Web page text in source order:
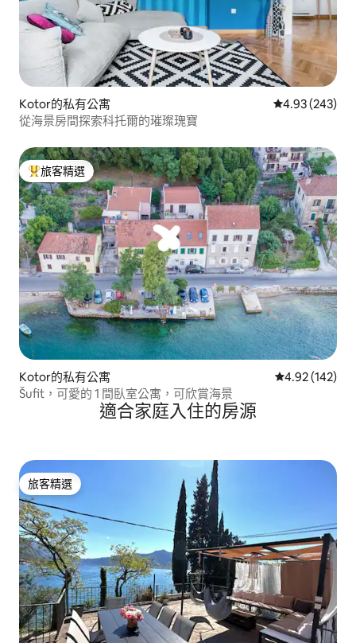
Kotor的私有公寓 從 243 則評價
4.93 (243)
從海景房間探索科托爾的璀璨瑰寶
旅客精選榜首
旅客精選
Kotor的私有公寓 從 142 則評價
4.92 (142)
Šufit，可愛的 1 間臥室公寓，可欣賞海景
適合家庭入住的房源
旅客精選
旅客精選